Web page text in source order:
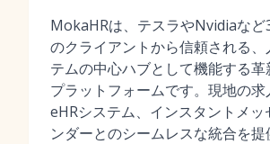
MokaHRは、テスラやNvidiaなど
のクライアントから信頼される、
テムの中心ハブとして機能する
プラットフォームです。現地の求
eHRシステム、インスタントメッ
ンダーとのシームレスな統合を